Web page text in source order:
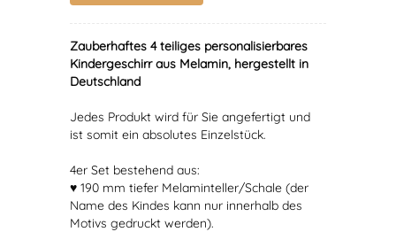
Zauberhaftes 4 teiliges personalisierbares
Kindergeschirr aus Melamin, hergestellt in
Deutschland
Jedes Produkt wird für Sie angefertigt und
ist somit ein absolutes Einzelstück.
4er Set bestehend aus:
♥ 190 mm tiefer Melaminteller/Schale (der
Name des Kindes kann nur innerhalb des
Motivs gedruckt werden).